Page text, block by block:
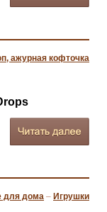
ажурная кофточка
для дома – Игрушки